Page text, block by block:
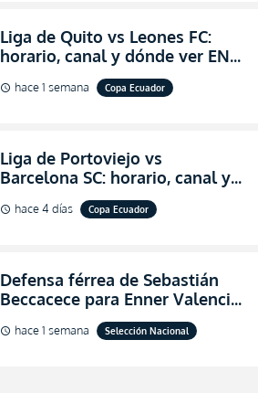
Liga de Quito vs Leones FC:
horario, canal y dónde ver EN
VIVO los octavos de final de la
Copa Ecuador 2026
schedule hace 1 semana Copa Ecuador
Liga de Portoviejo vs
Barcelona SC: horario, canal y
dónde ver EN VIVO los octavos
de final de la Copa Ecuador
schedule hace 4 días Copa Ecuador
Defensa férrea de Sebastián
Beccacece para Enner Valencia
al indicar que era el hombre
indicado para Ecuador
schedule hace 1 semana Selección Nacional